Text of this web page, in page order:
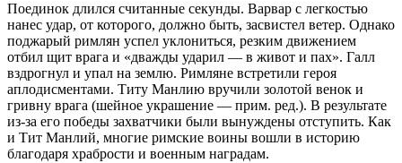
Поединок длился считанные секунды. Варвар с легкостью
нанес удар, от которого, должно быть, засвистел ветер. Однако
поджарый римлян успел уклониться, резким движением
отбил щит врага и «дважды ударил — в живот и пах». Галл
вздрогнул и упал на землю. Римляне встретили героя
аплодисментами. Титу Манлию вручили золотой венок и
гривну врага (шейное украшение — прим. ред.). В результате
из-за его победы захватчики были вынуждены отступить. Как
и Тит Манлий, многие римские воины вошли в историю
благодаря храбрости и военным наградам.